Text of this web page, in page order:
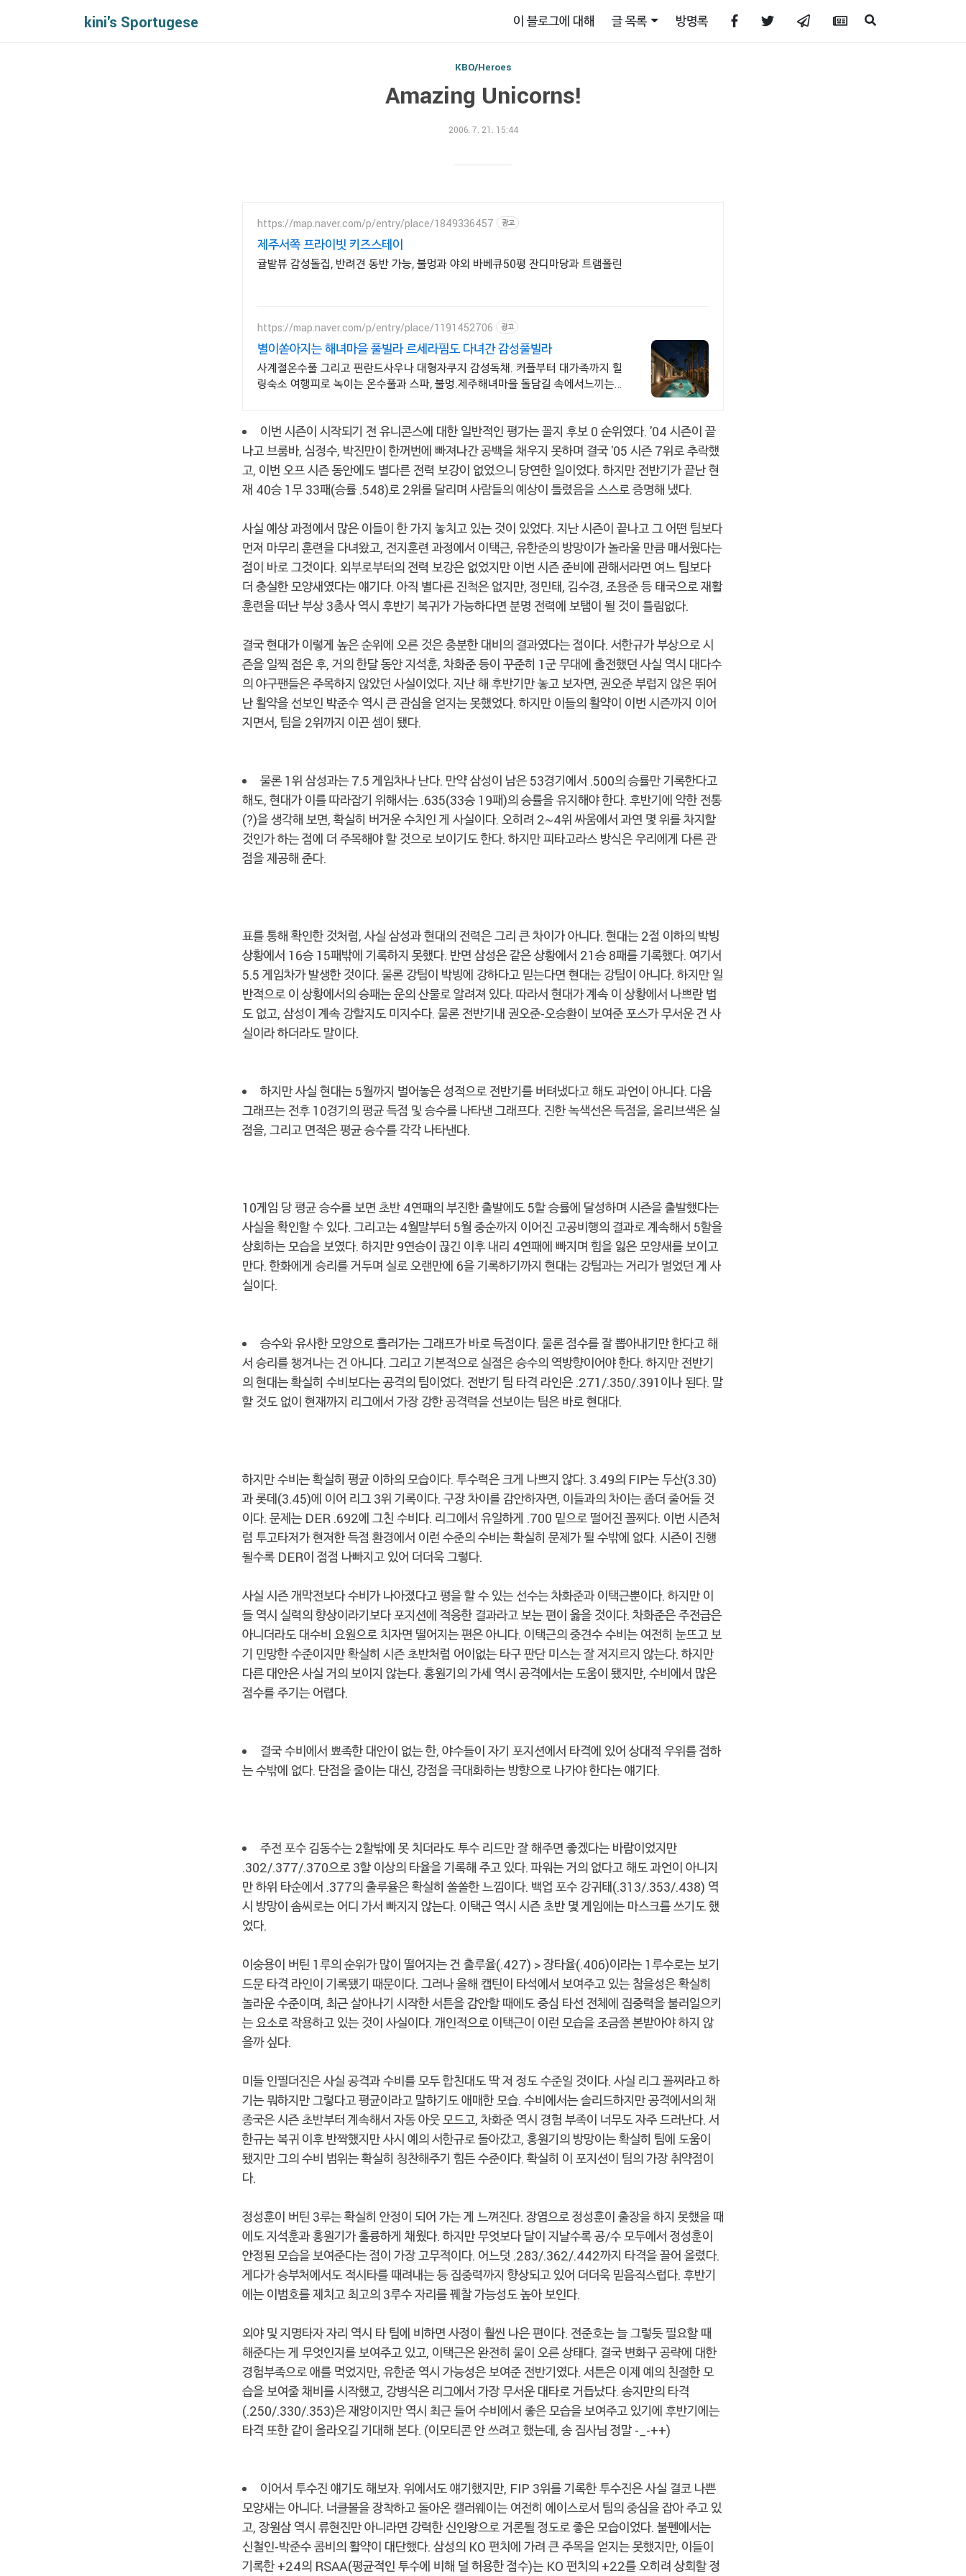
kini's Sportugese 이 블로그에 대해 글 목록 방명록
KBO/Heroes
Amazing Unicorns!
2006. 7. 21. 15:44
https://map.naver.com/p/entry/place/1849336457 광고
제주서쪽 프라이빗 키즈스테이
귤밭뷰 감성돌집, 반려견 동반 가능, 불멍과 야외 바베큐50평 잔디마당과 트램폴린
https://map.naver.com/p/entry/place/1191452706 광고
별이쏟아지는 해녀마을 풀빌라 르세라핌도 다녀간 감성풀빌라
사계절온수풀 그리고 핀란드사우나 대형자쿠지 감성독채. 커플부터 대가족까지 힐
링숙소 여행피로 녹이는 온수풀과 스파, 불멍.제주해녀마을 돌담길 속에서느끼는
이번 시즌이 시작되기 전 유니콘스에 대한 일반적인 평가는 꼴지 후보 0 순위였다. '04 시즌이 끝
나고 브룸바, 심정수, 박진만이 한꺼번에 빠져나간 공백을 채우지 못하며 결국 '05 시즌 7위로 추락했
고, 이번 오프 시즌 동안에도 별다른 전력 보강이 없었으니 당연한 일이었다. 하지만 전반기가 끝난 현
재 40승 1무 33패(승률 .548)로 2위를 달리며 사람들의 예상이 틀렸음을 스스로 증명해 냈다.
사실 예상 과정에서 많은 이들이 한 가지 놓치고 있는 것이 있었다. 지난 시즌이 끝나고 그 어떤 팀보다
먼저 마무리 훈련을 다녀왔고, 전지훈련 과정에서 이택근, 유한준의 방망이가 놀라울 만큼 매서웠다는
점이 바로 그것이다. 외부로부터의 전력 보강은 없었지만 이번 시즌 준비에 관해서라면 여느 팀보다
더 충실한 모양새였다는 얘기다. 아직 별다른 진척은 없지만, 정민태, 김수경, 조용준 등 태국으로 재활
훈련을 떠난 부상 3총사 역시 후반기 복귀가 가능하다면 분명 전력에 보탬이 될 것이 틀림없다.
결국 현대가 이렇게 높은 순위에 오른 것은 충분한 대비의 결과였다는 점이다. 서한규가 부상으로 시
즌을 일찍 접은 후, 거의 한달 동안 지석훈, 차화준 등이 꾸준히 1군 무대에 출전했던 사실 역시 대다수
의 야구팬들은 주목하지 않았던 사실이었다. 지난 해 후반기만 놓고 보자면, 권오준 부럽지 않은 뛰어
난 활약을 선보인 박준수 역시 큰 관심을 얻지는 못했었다. 하지만 이들의 활약이 이번 시즌까지 이어
지면서, 팀을 2위까지 이끈 셈이 됐다.
물론 1위 삼성과는 7.5 게임차나 난다. 만약 삼성이 남은 53경기에서 .500의 승률만 기록한다고
해도, 현대가 이를 따라잡기 위해서는 .635(33승 19패)의 승률을 유지해야 한다. 후반기에 약한 전통
(?)을 생각해 보면, 확실히 버거운 수치인 게 사실이다. 오히려 2~4위 싸움에서 과연 몇 위를 차지할
것인가 하는 점에 더 주목해야 할 것으로 보이기도 한다. 하지만 피타고라스 방식은 우리에게 다른 관
점을 제공해 준다.
표를 통해 확인한 것처럼, 사실 삼성과 현대의 전력은 그리 큰 차이가 아니다. 현대는 2점 이하의 박빙
상황에서 16승 15패밖에 기록하지 못했다. 반면 삼성은 같은 상황에서 21승 8패를 기록했다. 여기서
5.5 게임차가 발생한 것이다. 물론 강팀이 박빙에 강하다고 믿는다면 현대는 강팀이 아니다. 하지만 일
반적으로 이 상황에서의 승패는 운의 산물로 알려져 있다. 따라서 현대가 계속 이 상황에서 나쁘란 법
도 없고, 삼성이 계속 강할지도 미지수다. 물론 전반기내 권오준-오승환이 보여준 포스가 무서운 건 사
실이라 하더라도 말이다.
하지만 사실 현대는 5월까지 벌어놓은 성적으로 전반기를 버텨냈다고 해도 과언이 아니다. 다음
그래프는 전후 10경기의 평균 득점 및 승수를 나타낸 그래프다. 진한 녹색선은 득점을, 올리브색은 실
점을, 그리고 면적은 평균 승수를 각각 나타낸다.
10게임 당 평균 승수를 보면 초반 4연패의 부진한 출발에도 5할 승률에 달성하며 시즌을 출발했다는
사실을 확인할 수 있다. 그리고는 4월말부터 5월 중순까지 이어진 고공비행의 결과로 계속해서 5할을
상회하는 모습을 보였다. 하지만 9연승이 끊긴 이후 내리 4연패에 빠지며 힘을 잃은 모양새를 보이고
만다. 한화에게 승리를 거두며 실로 오랜만에 6을 기록하기까지 현대는 강팀과는 거리가 멀었던 게 사
실이다.
승수와 유사한 모양으로 흘러가는 그래프가 바로 득점이다. 물론 점수를 잘 뽑아내기만 한다고 해
서 승리를 챙겨나는 건 아니다. 그리고 기본적으로 실점은 승수의 역방향이어야 한다. 하지만 전반기
의 현대는 확실히 수비보다는 공격의 팀이었다. 전반기 팀 타격 라인은 .271/.350/.391이나 된다. 말
할 것도 없이 현재까지 리그에서 가장 강한 공격력을 선보이는 팀은 바로 현대다.
하지만 수비는 확실히 평균 이하의 모습이다. 투수력은 크게 나쁘지 않다. 3.49의 FIP는 두산(3.30)
과 롯데(3.45)에 이어 리그 3위 기록이다. 구장 차이를 감안하자면, 이들과의 차이는 좀더 줄어들 것
이다. 문제는 DER .692에 그친 수비다. 리그에서 유일하게 .700 밑으로 떨어진 꼴찌다. 이번 시즌처
럼 투고타저가 현저한 득점 환경에서 이런 수준의 수비는 확실히 문제가 될 수밖에 없다. 시즌이 진행
될수록 DER이 점점 나빠지고 있어 더더욱 그렇다.
사실 시즌 개막전보다 수비가 나아졌다고 평을 할 수 있는 선수는 차화준과 이택근뿐이다. 하지만 이
들 역시 실력의 향상이라기보다 포지션에 적응한 결과라고 보는 편이 옳을 것이다. 차화준은 주전급은
아니더라도 대수비 요원으로 치자면 떨어지는 편은 아니다. 이택근의 중견수 수비는 여전히 눈뜨고 보
기 민망한 수준이지만 확실히 시즌 초반처럼 어이없는 타구 판단 미스는 잘 저지르지 않는다. 하지만
다른 대안은 사실 거의 보이지 않는다. 홍원기의 가세 역시 공격에서는 도움이 됐지만, 수비에서 많은
점수를 주기는 어렵다.
결국 수비에서 뾰족한 대안이 없는 한, 야수들이 자기 포지션에서 타격에 있어 상대적 우위를 점하
는 수밖에 없다. 단점을 줄이는 대신, 강점을 극대화하는 방향으로 나가야 한다는 얘기다.
주전 포수 김동수는 2할밖에 못 치더라도 투수 리드만 잘 해주면 좋겠다는 바람이었지만
.302/.377/.370으로 3할 이상의 타율을 기록해 주고 있다. 파워는 거의 없다고 해도 과언이 아니지
만 하위 타순에서 .377의 출루율은 확실히 쏠쏠한 느낌이다. 백업 포수 강귀태(.313/.353/.438) 역
시 방망이 솜씨로는 어디 가서 빠지지 않는다. 이택근 역시 시즌 초반 몇 게임에는 마스크를 쓰기도 했
었다.
이숭용이 버틴 1루의 순위가 많이 떨어지는 건 출루율(.427) > 장타율(.406)이라는 1루수로는 보기
드문 타격 라인이 기록됐기 때문이다. 그러나 올해 캡틴이 타석에서 보여주고 있는 참을성은 확실히
놀라운 수준이며, 최근 살아나기 시작한 서튼을 감안할 때에도 중심 타선 전체에 집중력을 불러일으키
는 요소로 작용하고 있는 것이 사실이다. 개인적으로 이택근이 이런 모습을 조금쯤 본받아야 하지 않
을까 싶다.
미들 인필더진은 사실 공격과 수비를 모두 합친대도 딱 저 정도 수준일 것이다. 사실 리그 꼴찌라고 하
기는 뭐하지만 그렇다고 평균이라고 말하기도 애매한 모습. 수비에서는 솔리드하지만 공격에서의 채
종국은 시즌 초반부터 계속해서 자동 아웃 모드고, 차화준 역시 경험 부족이 너무도 자주 드러난다. 서
한규는 복귀 이후 반짝했지만 사시 예의 서한규로 돌아갔고, 홍원기의 방망이는 확실히 팀에 도움이
됐지만 그의 수비 범위는 확실히 칭찬해주기 힘든 수준이다. 확실히 이 포지션이 팀의 가장 취약점이
다.
정성훈이 버틴 3루는 확실히 안정이 되어 가는 게 느껴진다. 장염으로 정성훈이 출장을 하지 못했을 때
에도 지석훈과 홍원기가 훌륭하게 채웠다. 하지만 무엇보다 달이 지날수록 공/수 모두에서 정성훈이
안정된 모습을 보여준다는 점이 가장 고무적이다. 어느덧 .283/.362/.442까지 타격을 끌어 올렸다.
게다가 승부처에서도 적시타를 때려내는 등 집중력까지 향상되고 있어 더더욱 믿음직스럽다. 후반기
에는 이범호를 제치고 최고의 3루수 자리를 꿰찰 가능성도 높아 보인다.
외야 및 지명타자 자리 역시 타 팀에 비하면 사정이 훨씬 나은 편이다. 전준호는 늘 그렇듯 필요할 때
해준다는 게 무엇인지를 보여주고 있고, 이택근은 완전히 물이 오른 상태다. 결국 변화구 공략에 대한
경험부족으로 애를 먹었지만, 유한준 역시 가능성은 보여준 전반기였다. 서튼은 이제 예의 친절한 모
습을 보여줄 채비를 시작했고, 강병식은 리그에서 가장 무서운 대타로 거듭났다. 송지만의 타격
(.250/.330/.353)은 재앙이지만 역시 최근 들어 수비에서 좋은 모습을 보여주고 있기에 후반기에는
타격 또한 같이 올라오길 기대해 본다. (이모티콘 안 쓰려고 했는데, 송 집사님 정말 -_-++)
이어서 투수진 얘기도 해보자. 위에서도 얘기했지만, FIP 3위를 기록한 투수진은 사실 결코 나쁜
모양새는 아니다. 너클볼을 장착하고 돌아온 캘러웨이는 여전히 에이스로서 팀의 중심을 잡아 주고 있
고, 장원삼 역시 류현진만 아니라면 강력한 신인왕으로 거론될 정도로 좋은 모습이었다. 불펜에서는
신철인-박준수 콤비의 활약이 대단했다. 삼성의 KO 펀치에 가려 큰 주목을 얻지는 못했지만, 이들이
기록한 +24의 RSAA(평균적인 투수에 비해 덜 허용한 점수)는 KO 펀치의 +22를 오히려 상회할 정